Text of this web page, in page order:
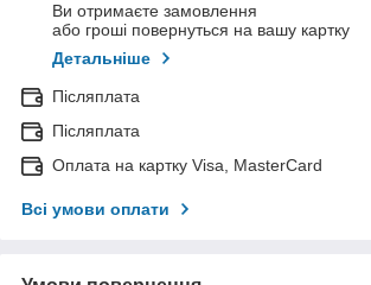
Ви отримаєте замовлення
або гроші повернуться на вашу картку
Детальніше
Післяплата
Післяплата
Оплата на картку Visa, MasterCard
Всі умови оплати